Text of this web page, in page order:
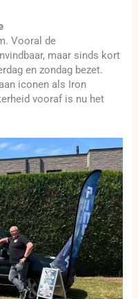
Vooral de
maar sinds kort
en zondag bezet.
iconen als Iron
vooraf is nu het